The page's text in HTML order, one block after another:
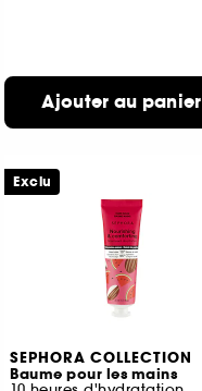
Ajouter au panier
SEPHORA COLLECTION
Baume pour les mains
Exclu